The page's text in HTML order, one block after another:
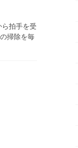
拍手を受
掃除を毎